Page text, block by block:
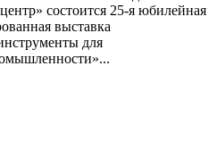
состоится 25-я юбилейная
выставка
для
...